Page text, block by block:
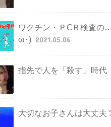
ワクチン・ＰⅭＲ検査の…
ω･) 2021.05.06
指先で人を「殺す」時代
大切なお子さんは大丈夫